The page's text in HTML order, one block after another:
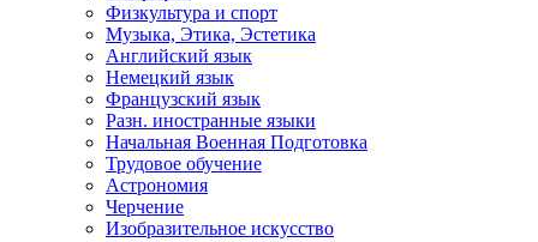
Физкультура и спорт
Музыка, Этика, Эстетика
Английский язык
Немецкий язык
Французский язык
Разн. иностранные языки
Начальная Военная Подготовка
Трудовое обучение
Астрономия
Черчение
Изобразительное искусство